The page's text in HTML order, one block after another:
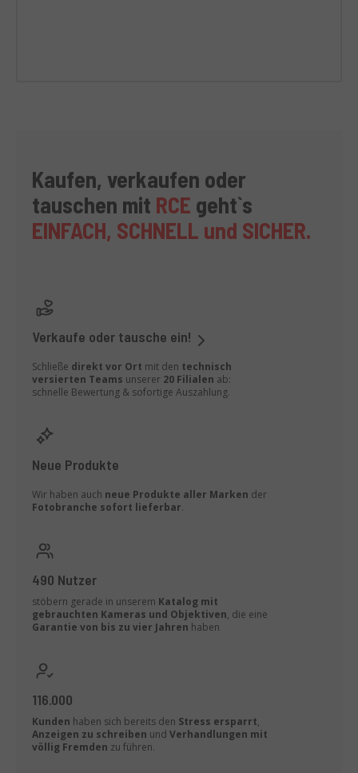
Kaufen, verkaufen oder
tauschen mit RCE geht`s
EINFACH, SCHNELL und SICHER.
Verkaufe oder tausche ein!
Schließe direkt vor Ort mit den technisch
versierten Teams unserer 20 Filialen ab:
schnelle Bewertung & sofortige Auszahlung.
Neue Produkte
Wir haben auch neue Produkte aller Marken der
Fotobranche sofort lieferbar.
490 Nutzer
stöbern gerade in unserem Katalog mit
gebrauchten Kameras und Objektiven, die eine
Garantie von bis zu vier Jahren haben
116.000
Kunden haben sich bereits den Stress ersparrt,
Anzeigen zu schreiben und Verhandlungen mit
völlig Fremden zu führen.